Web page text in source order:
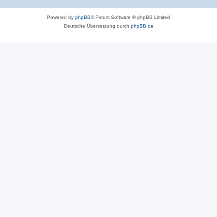
Powered by phpBB® Forum Software © phpBB Limited
Deutsche Übersetzung durch phpBB.de